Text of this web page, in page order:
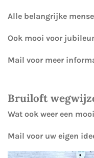
Alle belangrijke
Ook mooi voor
Mail voor meer
Bruiloft
Wat ook weer een
Mail voor uw eigen